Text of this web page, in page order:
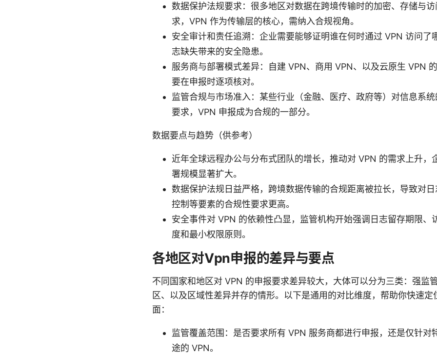
数据保护法规要求：很多地区对数据在跨境传输时的加密、存储与
求，VPN 作为传输层的核心，需纳入合规视角。
安全审计和责任追溯：企业需要能够证明谁在何时通过 VPN 访问了
志缺失带来的安全隐患。
服务商与部署模式差异：自建 VPN、商用 VPN、以及云原生 VPN
要在申报时逐项核对。
监管合规与市场准入：某些行业（金融、医疗、政府等）对信息系
要求，VPN 申报成为合规的一部分。
数据要点与趋势（供参考）
近年全球远程办公与分布式团队的增长，推动对 VPN 的需求上升，
署规模显著扩大。
数据保护法规日益严格，跨境数据传输的合规距离被拉长，导致对
控制等要素的合规性要求更高。
安全事件对 VPN 的依赖性凸显，监管机构开始强调日志留存期限、
度和最小权限原则。
各地区对Vpn申报的差异与要点
不同国家和地区对 VPN 的申报要求差异较大，大体可以分为三类：强监
区、以及区域性差异并存的情形。以下是通用的对比维度，帮助你快速定
面：
监管覆盖范围：是否要求所有 VPN 服务商都进行申报，还是仅针对
途的 VPN。